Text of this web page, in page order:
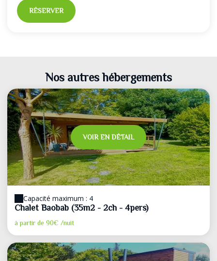
RÉSERVER
Nos autres hébergements
VOIR EN DÉTAIL
Capacité maximum : 4
Chalet Baobab (35m2 - 2ch - 4pers)
à partir de 90€ /nuit